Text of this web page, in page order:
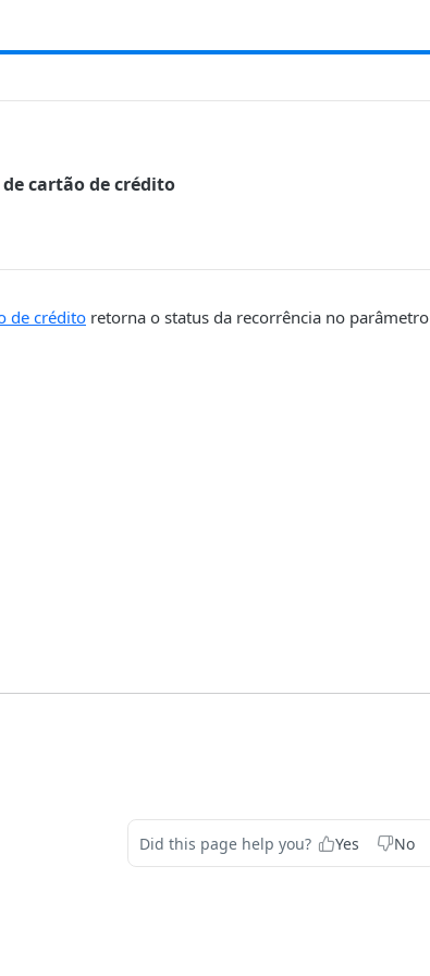
cartão de crédito
de crédito retorna o status da recorrência no parâmetro
Did this page help you? Yes No